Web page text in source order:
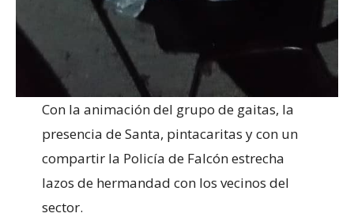
Con la animación del grupo de gaitas, la
presencia de Santa, pintacaritas y con un
compartir la Policía de Falcón estrecha
lazos de hermandad con los vecinos del
sector.